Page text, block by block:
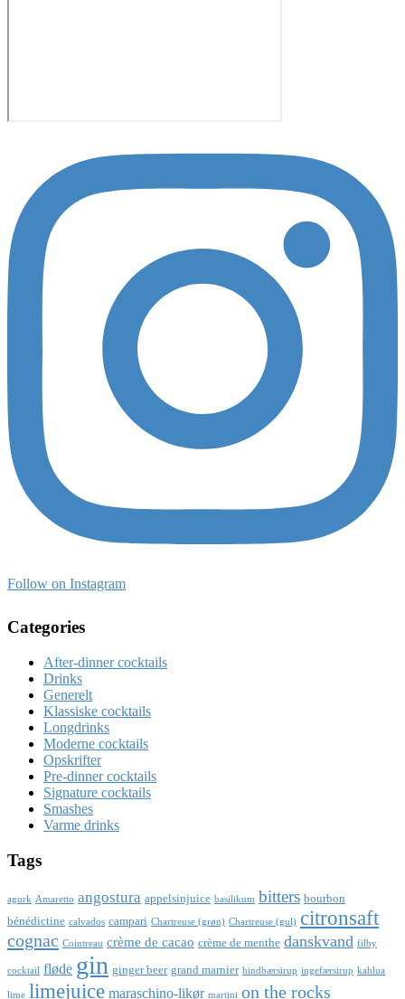
Follow on Instagram
Categories
After-dinner cocktails
Drinks
Generelt
Klassiske cocktails
Longdrinks
Moderne cocktails
Opskrifter
Pre-dinner cocktails
Signature cocktails
Smashes
Varme drinks
Tags
agurk Amaretto angostura appelsinjuice basilikum bitters bourbon
bénédictine calvados campari Chartreuse (grøn) Chartreuse (gul) citronsaft
cognac Cointreau crème de cacao crème de menthe danskvand filby
cocktail fløde gin ginger beer grand marnier hindbærsirup ingefærsirup kahlua
lime limejuice maraschino-likør martini on the rocks